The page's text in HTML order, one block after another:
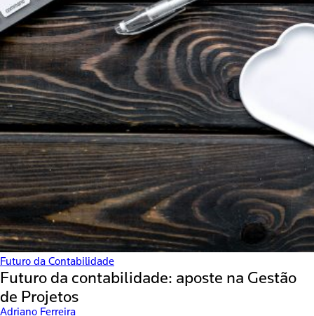
Futuro da Contabilidade
Futuro da contabilidade: aposte na Gestão
de Projetos
Adriano Ferreira